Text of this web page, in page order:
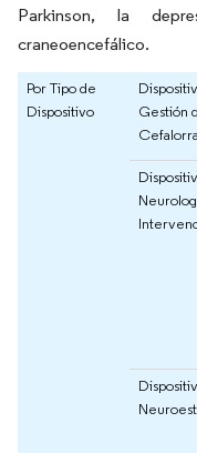
Parkinson, la
craneoencefálico.
Por Tipo de
Dispositivo
Gestión